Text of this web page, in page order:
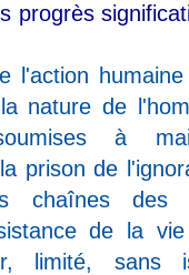
progrès
l'action
nature de
à
prison de
chaînes des
de la
limité, sans